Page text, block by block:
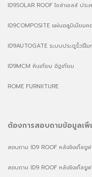
ID9SOLAR ROOF โซล่าเซลล์ ปร
ID9COMPOSITE แผ่นอลูมิเนียม
ID9AUTOGATE ระบบประตูรั้วรี
ID9MCM หินเทียม อิฐเทียม
ROME FURNIITURE
ต้องการสอบถามข้อมูลเ
สอบถาม ID9 ROOF หลังชิงเกิ้ลรูฟ
สอบถาม ID9 ROOF หลังชิงเกิ้ลรู